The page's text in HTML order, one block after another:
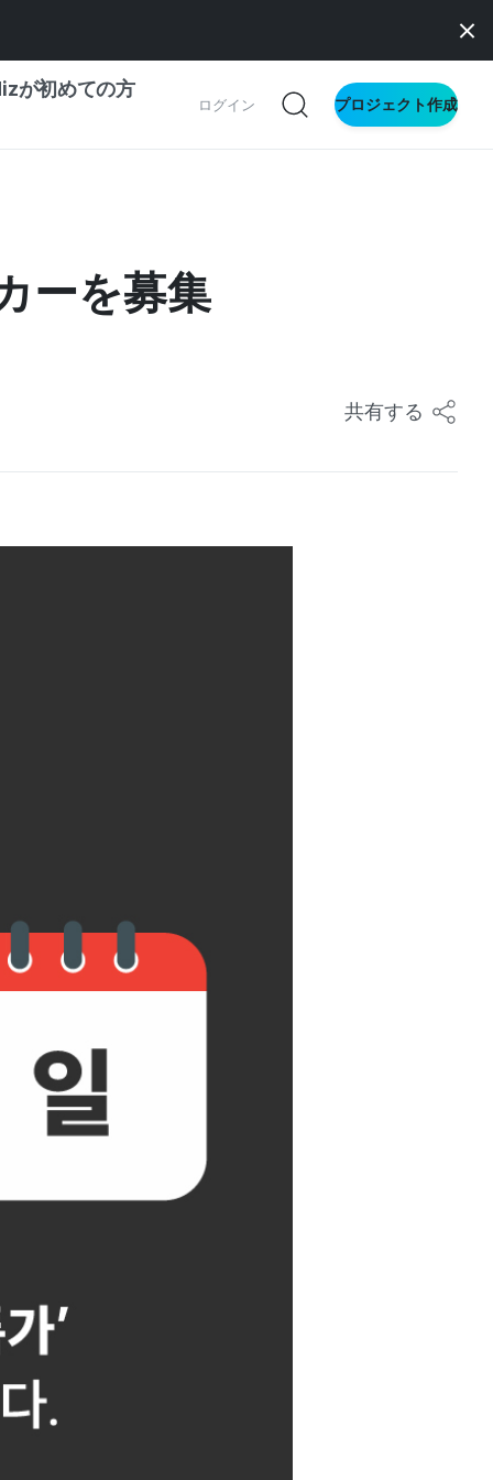
が初めての方
ログイン プロジェクト作成
ーを募集
共有する